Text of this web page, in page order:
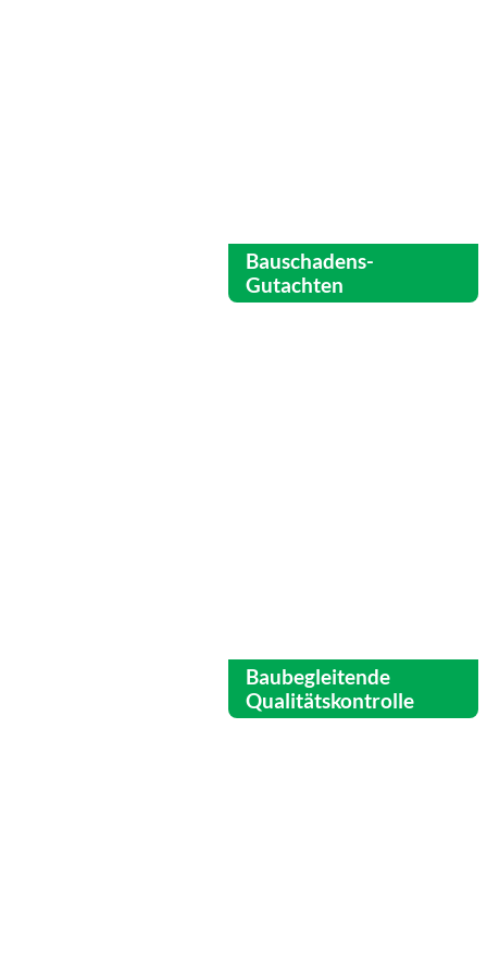
Bauschadens-
Gutachten
Baubegleitende
Qualitätskontrolle